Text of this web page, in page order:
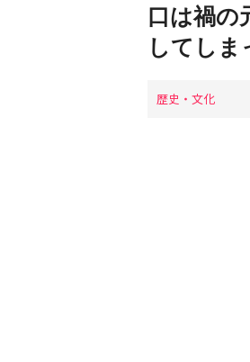
口は禍の
してしま
歴史・文化